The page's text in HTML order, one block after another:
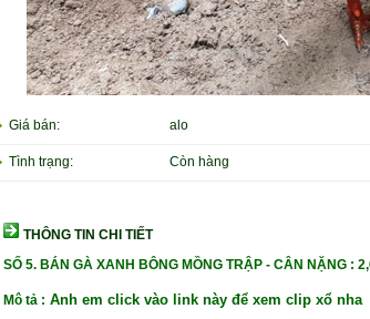
Giá bán: alo
Tình trạng: Còn hàng
THÔNG TIN CHI TIẾT
SỐ 5. BÁN GÀ XANH BÔNG MỒNG TRẬP - CÂN NẶNG :
Mô tả : Anh em click vào link này để xem clip xổ nha